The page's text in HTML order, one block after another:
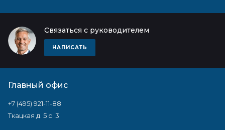
Связаться с руководителем
НАПИСАТЬ
Главный офис
+7 (495) 921-11-88
Ткацкая д. 5 с. 3